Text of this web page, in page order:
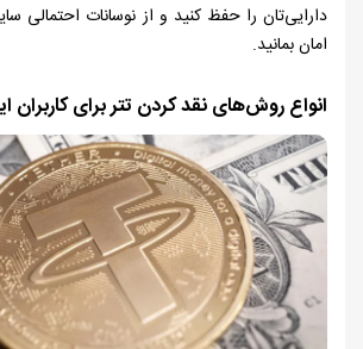
دارایی‌تان را حفظ کنید و از نوسانات احتمالی
امان بمانید.
انواع روش‌های نقد کردن تتر برای کاربران